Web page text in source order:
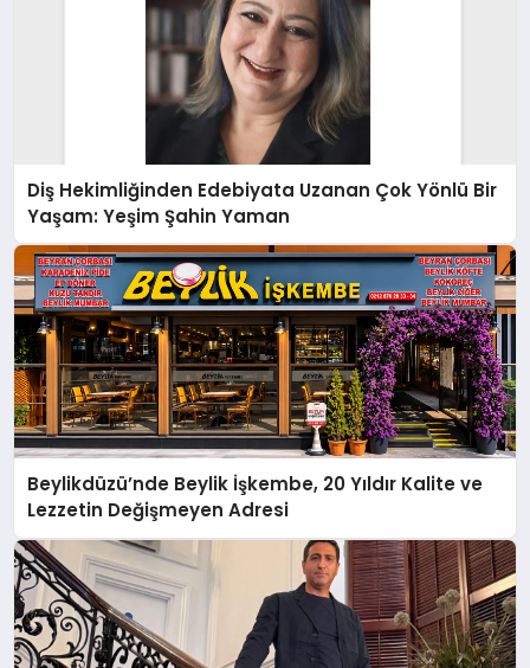
Diş Hekimliğinden Edebiyata Uzanan Çok Yönlü Bir
Yaşam: Yeşim Şahin Yaman
Beylikdüzü’nde Beylik İşkembe, 20 Yıldır Kalite ve
Lezzetin Değişmeyen Adresi